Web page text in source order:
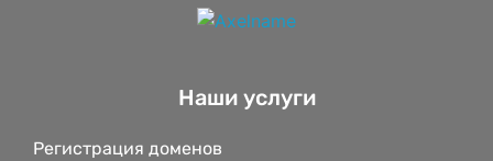
Наши услуги
Регистрация доменов